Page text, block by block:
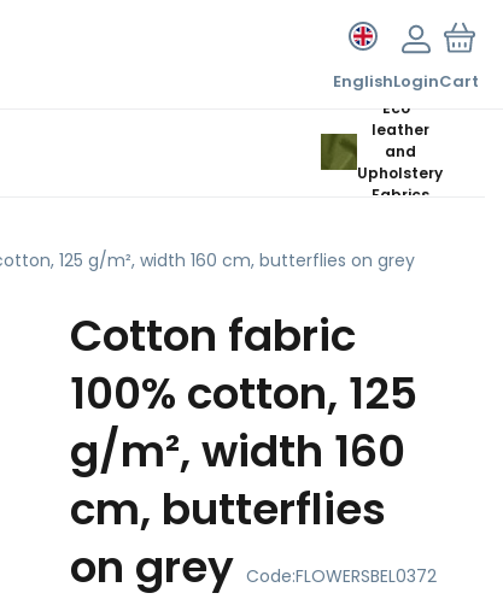
EnglishLoginCart
Eco-
leather
and
Upholstery
Fabrics
125 g/m², width 160 cm, butterflies on grey
Cotton fabric
100% cotton, 125
g/m², width 160
cm, butterflies
on grey Code:FLOWERSBEL0372